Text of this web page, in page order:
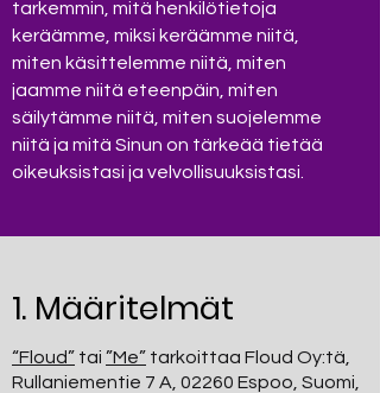
tarkemmin, mitä henkilötietoja
keräämme, miksi keräämme niitä,
miten käsittelemme niitä, miten
jaamme niitä eteenpäin, miten
säilytämme niitä, miten suojelemme
niitä ja mitä Sinun on tärkeää tietää
oikeuksistasi ja velvollisuuksistasi.
1. Määritelmät
“Floud” tai ”Me” tarkoittaa Floud Oy:tä,
Rullaniementie 7 A, 02260 Espoo, Suomi,